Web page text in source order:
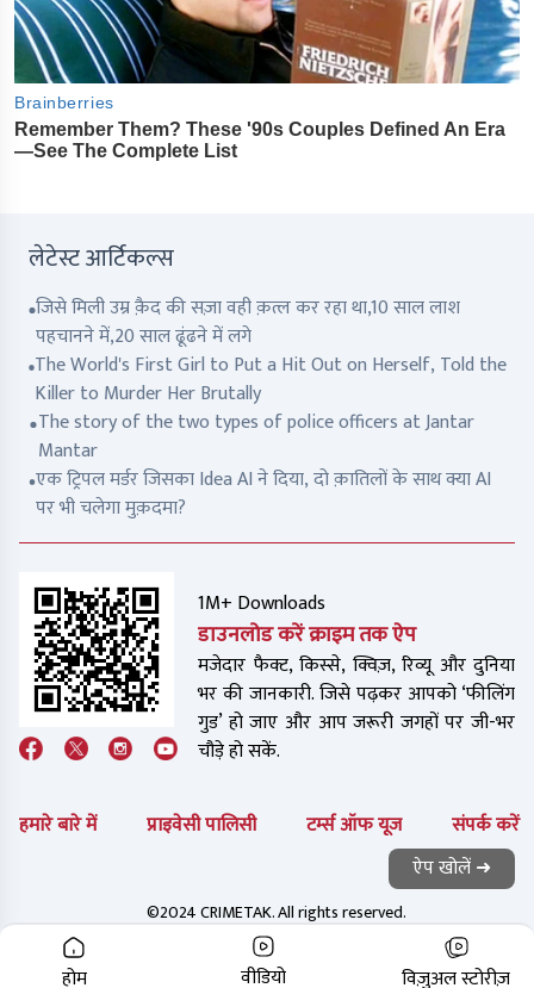
लेटेस्ट आर्टिकल्स
जिसे मिली उम्र क़ैद की सज़ा वही क़त्ल कर रहा था,10 साल लाश
पहचानने में,20 साल ढूंढने में लगे
The World's First Girl to Put a Hit Out on Herself, Told the
Killer to Murder Her Brutally
The story of the two types of police officers at Jantar
Mantar
एक ट्रिपल मर्डर जिसका Idea AI ने दिया, दो क़ातिलों के साथ क्या AI
पर भी चलेगा मुक़दमा?
1M+ Downloads
डाउनलोड करें क्राइम तक ऐप
मजेदार फैक्ट, किस्से, क्विज़, रिव्यू और दुनिया
भर की जानकारी. जिसे पढ़कर आपको ‘फीलिंग
गुड’ हो जाए और आप जरूरी जगहों पर जी-भर
चौड़े हो सकें.
हमारे बारे में प्राइवेसी पालिसी टर्म्स ऑफ यूज संपर्क करें
©2024 CRIMETAK. All rights reserved.
होम वीडियो विज़ुअल स्टोरीज़
ऐप खोलें ➜